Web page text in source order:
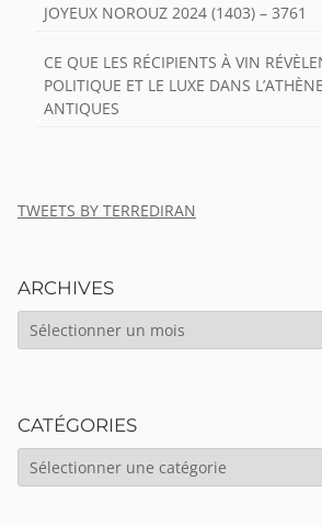
JOYEUX NOROUZ 2024 (1403) – 3761
CE QUE LES RÉCIPIENTS À VIN
POLITIQUE ET LE LUXE DANS
ANTIQUES
TWEETS BY TERREDIRAN
ARCHIVES
ARCHIVES
CATÉGORIES
CATÉGORIES